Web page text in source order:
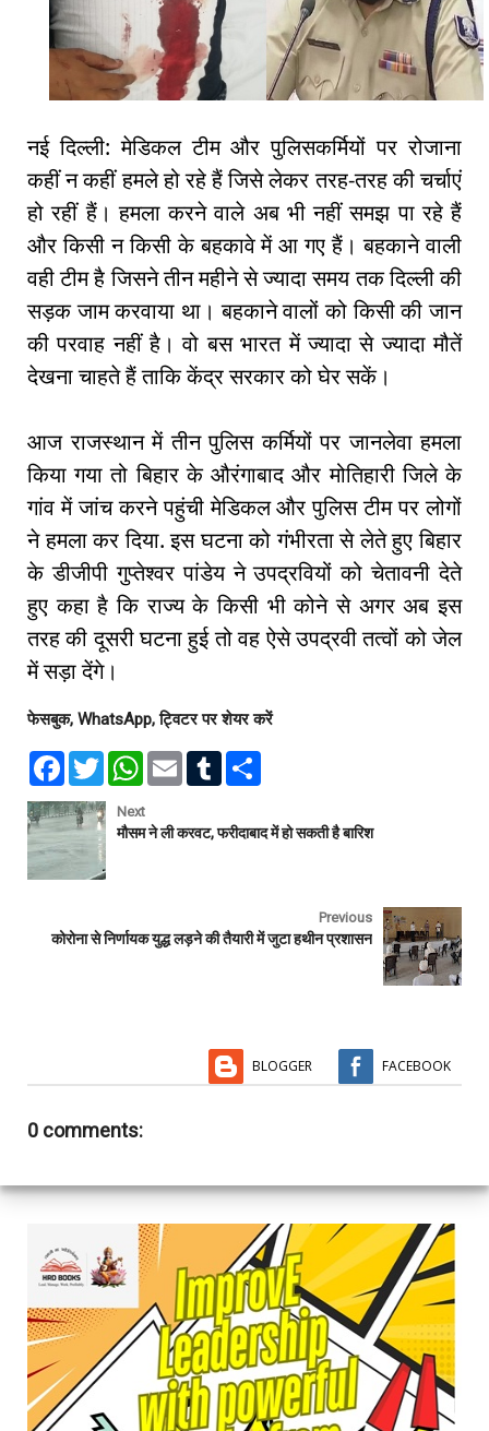
नई दिल्ली: मेडिकल टीम और पुलिसकर्मियों पर रोजाना
कहीं न कहीं हमले हो रहे हैं जिसे लेकर तरह-तरह की चर्चाएं
हो रहीं हैं। हमला करने वाले अब भी नहीं समझ पा रहे हैं
और किसी न किसी के बहकावे में आ गए हैं। बहकाने वाली
वही टीम है जिसने तीन महीने से ज्यादा समय तक दिल्ली की
सड़क जाम करवाया था। बहकाने वालों को किसी की जान
की परवाह नहीं है। वो बस भारत में ज्यादा से ज्यादा मौतें
देखना चाहते हैं ताकि केंद्र सरकार को घेर सकें।
आज राजस्थान में तीन पुलिस कर्मियों पर जानलेवा हमला
किया गया तो बिहार के औरंगाबाद और मोतिहारी जिले के
गांव में जांच करने पहुंची मेडिकल और पुलिस टीम पर लोगों
ने हमला कर दिया. इस घटना को गंभीरता से लेते हुए बिहार
के डीजीपी गुप्तेश्वर पांडेय ने उपद्रवियों को चेतावनी देते
हुए कहा है कि राज्य के किसी भी कोने से अगर अब इस
तरह की दूसरी घटना हुई तो वह ऐसे उपद्रवी तत्वों को जेल
में सड़ा देंगे।
फेसबुक, WhatsApp, ट्विटर पर शेयर करें
F
e
b
o
k
T
w
t
t
e
r
W
t
s
E
l
T
l
e
Next
मौसम ने ली करवट, फरीदाबाद में हो सकती है बारिश
Previous
कोरोना से निर्णायक युद्ध लड़ने की तैयारी में जुटा हथीन प्रशासन
BLOGGER FACEBOOK
0 comments: